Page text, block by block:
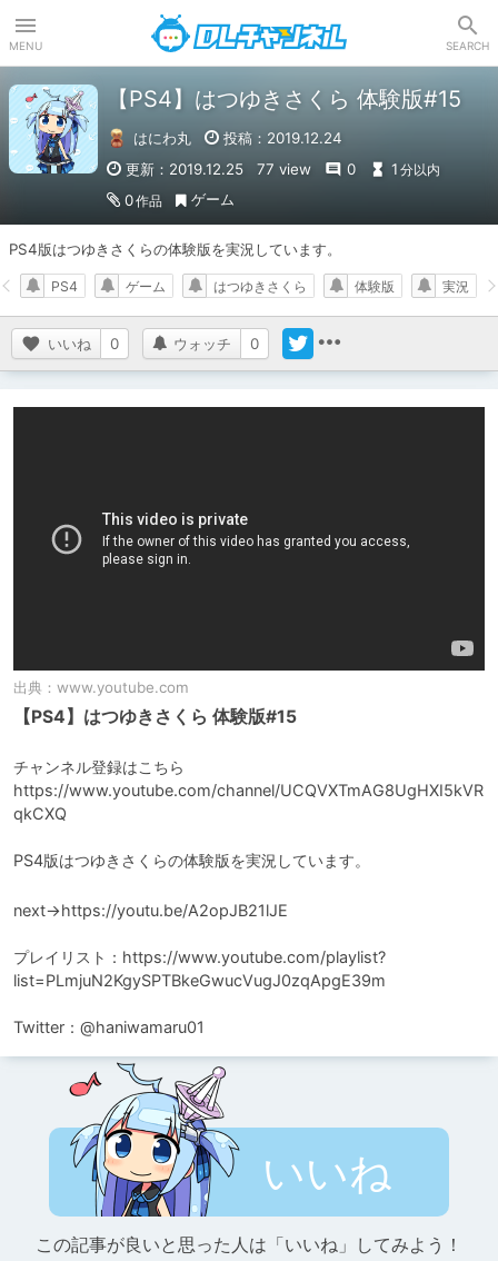
MENU SEARCH
【PS4】はつゆきさくら 体験版#15
はにわ丸
投稿：2019.12.24
更新：2019.12.25
77 view 0 1 分以内
0作品 ゲーム
PS4版はつゆきさくらの体験版を実況しています。
いいね 0 ウォッチ 0
PS4 ゲーム はつゆきさくら 体験版 実況
出典： www.youtube.com
【PS4】はつゆきさくら 体験版#15
チャンネル登録はこちら
https://www.youtube.com/channel/UCQVXTmAG8UgHXI5kVR
qkCXQ
PS4版はつゆきさくらの体験版を実況しています。
next→https://youtu.be/A2opJB21lJE
プレイリスト：https://www.youtube.com/playlist?
list=PLmjuN2KgySPTBkeGwucVugJ0zqApgE39m
Twitter：@haniwamaru01
いいね
この記事が良いと思った人は「いいね」してみよう！